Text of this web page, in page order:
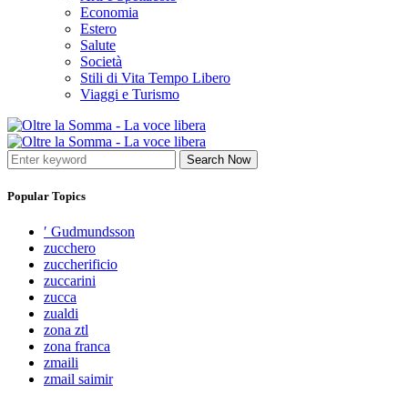
Economia
Estero
Salute
Società
Stili di Vita Tempo Libero
Viaggi e Turismo
Search Now
Popular Topics
′ Gudmundsson
zucchero
zuccherificio
zuccarini
zucca
zualdi
zona ztl
zona franca
zmaili
zmail saimir